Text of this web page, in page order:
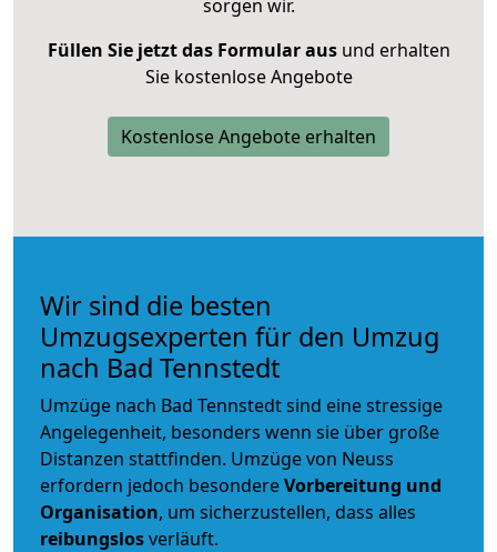
sorgen wir.
Füllen Sie jetzt das Formular ausund erhalten
Sie kostenlose Angebote
Kostenlose Angebote erhalten
Wir sind die besten
Umzugsexperten für den Umzug
nach Bad Tennstedt
Umzüge nach Bad Tennstedt sind eine stressige
Angelegenheit, besonders wenn sie über große
Distanzen stattfinden. Umzüge von Neuss
erfordern jedoch besondereVorbereitung und
Organisation, um sicherzustellen, dass alles
reibungslosverläuft.